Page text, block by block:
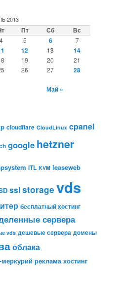
2013
Пт Сб Вс
4 5 6 7
12 13
14
19 20
21
26 27 28
Май »
cloudflare CloudLinux cpanel
google hetzner
ITL KVM leaseweb
sslstorage vds
бесплатный хостинг
сервера
vds дешевые сервера домены
облака
реклама хостинг